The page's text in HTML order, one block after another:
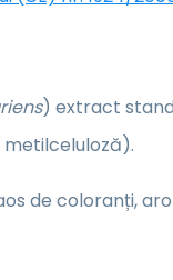
) extract
de coloranți,